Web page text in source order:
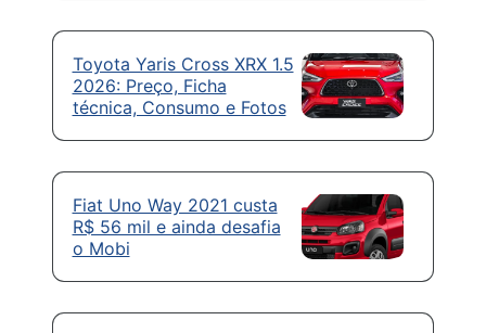
Toyota Yaris Cross XRX 1.5
2026: Preço, Ficha
técnica, Consumo e Fotos
Fiat Uno Way 2021 custa
R$ 56 mil e ainda desafia
o Mobi